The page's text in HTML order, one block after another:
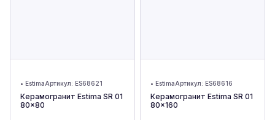
• EstimaАртикул: ES68621
Керамогранит Estima SR 01
80x80
• EstimaАртикул: ES68616
Керамогранит Estima SR 01
80x160